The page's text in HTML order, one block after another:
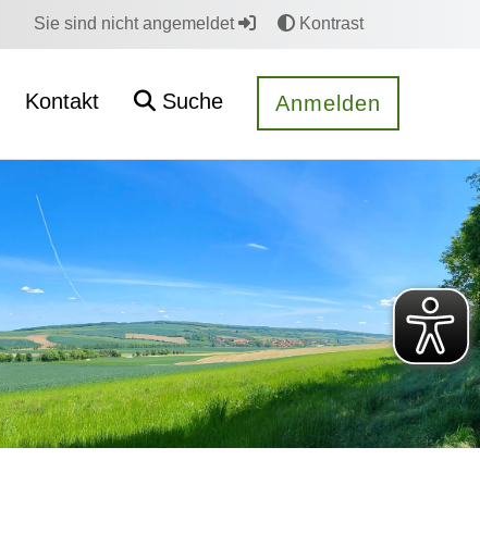
Sie sind nicht angemeldet Kontrast
Kontakt Suche Anmelden